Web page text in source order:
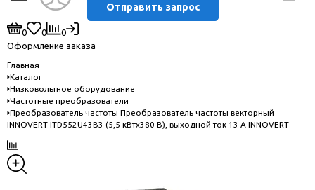
Отправить запрос
0 0
0
Оформление заказа
Главная
Каталог
Низковольтное оборудование
Частотные преобразователи
Преобразователь частоты Преобразователь частоты векторный
INNOVERT ITD552U43B3 (5,5 кВтx380 В), выходной ток 13 А INNOVERT